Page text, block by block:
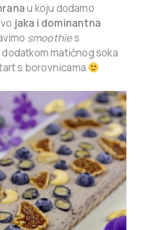
u koju dodamo
jaka i dominantna
smoothies
matičnog soka
s borovnicama